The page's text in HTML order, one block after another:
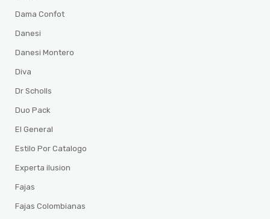
Dama Confot
Danesi
Danesi Montero
Diva
Dr Scholls
Duo Pack
El General
Estilo Por Catalogo
Experta ilusion
Fajas
Fajas Colombianas